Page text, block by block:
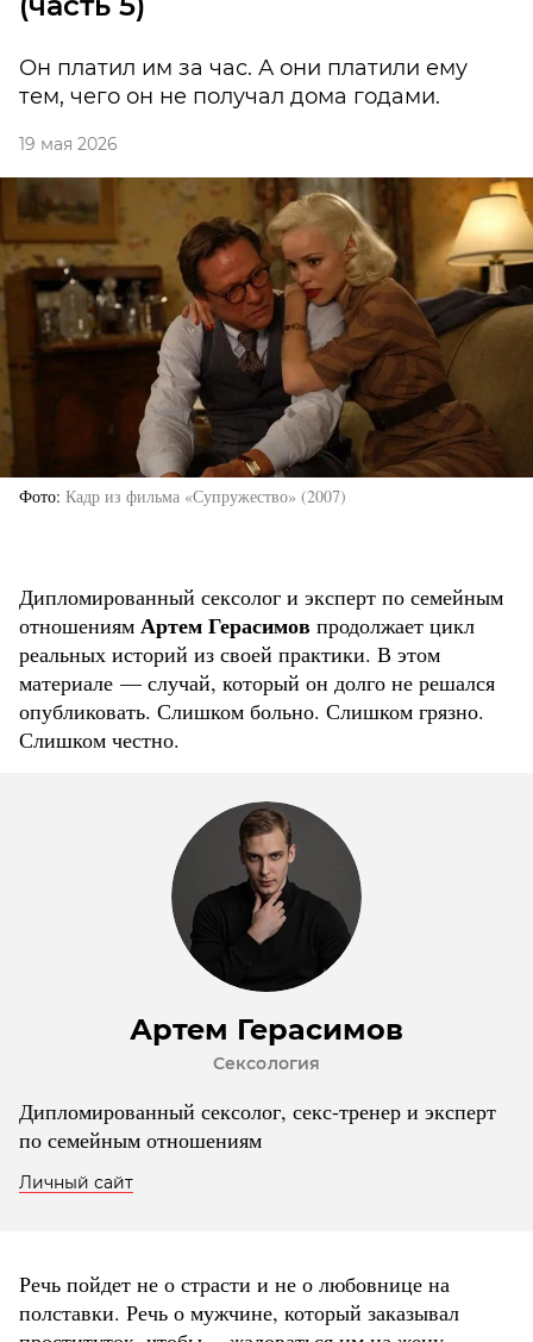
Он платил им за час. А они платили ему
тем, чего он не получал дома годами.
19 мая 2026
Фото Кадр из фильма «Супружество» (2007)
Дипломированный сексолог и эксперт по семейным
отношениям Артем Герасимов продолжает цикл
реальных историй из своей практики. В этом
материале — случай, который он долго не решался
опубликовать. Слишком больно. Слишком грязно.
Слишком честно.
Артем Герасимов
Сексология
Дипломированный сексолог, секс-тренер и эксперт
по семейным отношениям
Личный сайт
Речь пойдет не о страсти и не о любовнице на
полставки. Речь о мужчине, который заказывал